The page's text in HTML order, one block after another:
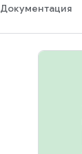
Документация